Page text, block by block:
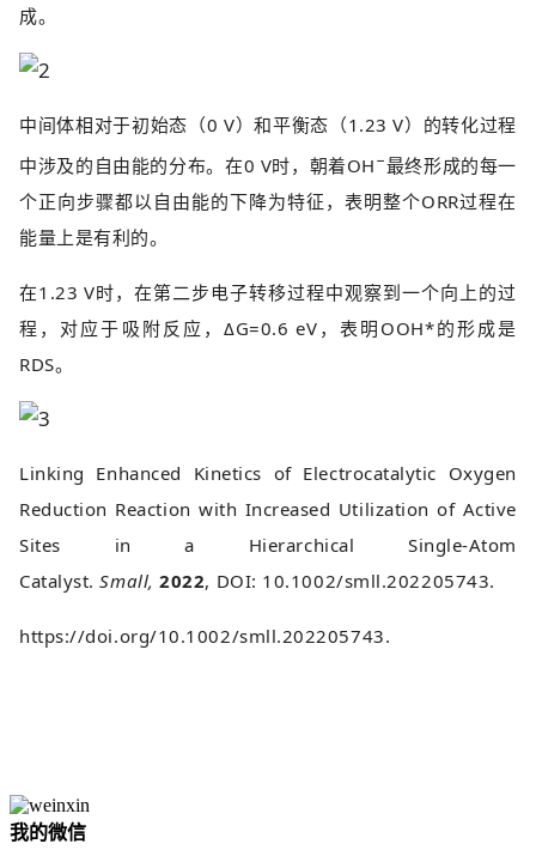
成。
中间体相对于初始态（0 V）和平衡态（1.23 V）的转化过程
中涉及的自由能的分布。在0 V时，朝着OH−最终形成的每一
个正向步骤都以自由能的下降为特征，表明整个ORR过程在
能量上是有利的。
在1.23 V时，在第二步电子转移过程中观察到一个向上的过
程，对应于吸附反应，ΔG=0.6 eV，表明OOH*的形成是
RDS。
Linking Enhanced Kinetics of Electrocatalytic Oxygen
Reduction Reaction with Increased Utilization of Active
Sites in a Hierarchical Single-Atom
Catalyst.Small,2022, DOI: 10.1002/smll.202205743.
https://doi.org/10.1002/smll.202205743.
我的微信